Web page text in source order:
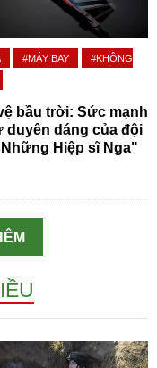
#MÁY BAY
#KHÔNG
bầu trời: Sức mạnh
duyên dáng của đội
Hiệp sĩ Nga"